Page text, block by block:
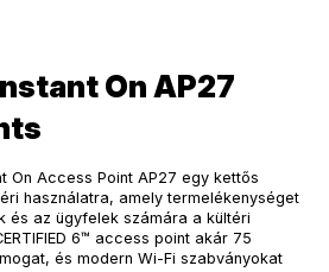
On AP27
On Access Point AP27 egy kettős
használatra, amely termelékenységet
és az ügyfelek számára a kültéri
6™ access point akár 75
és modern Wi-Fi szabványokat